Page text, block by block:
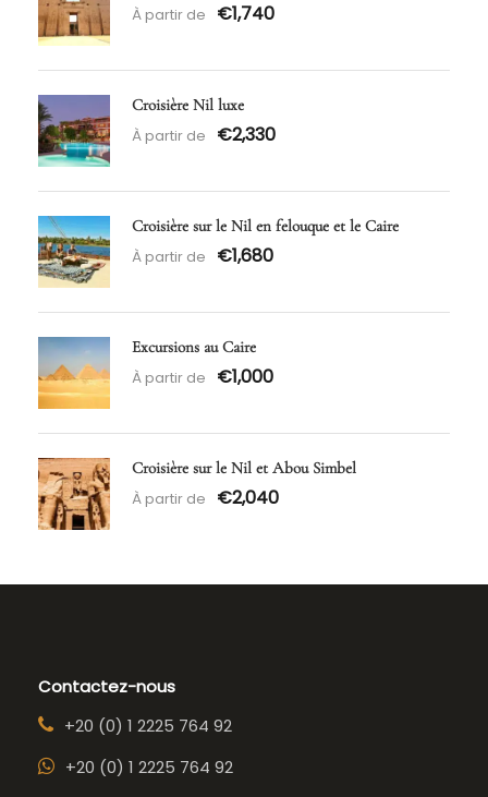
À partir de €1,740
Croisière Nil luxe
À partir de €2,330
Croisière sur le Nil en felouque et le Caire
À partir de €1,680
Excursions au Caire
À partir de €1,000
Croisière sur le Nil et Abou Simbel
À partir de €2,040
Contactez-nous
+20 (0) 1 2225 764 92
+20 (0) 1 2225 764 92